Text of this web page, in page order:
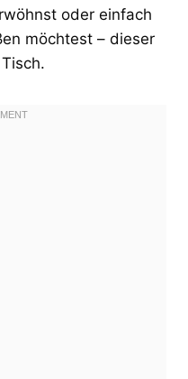
oder einfach
möchtest – dieser